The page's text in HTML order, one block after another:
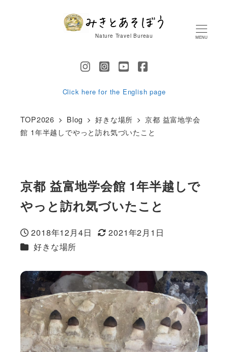
Nature Travel Bureau MENU
Click here for the English page
TOP2026 Blog 好きな場所
京都 益富地学会
館 1年半越しでやっと訪れ気づいたこと
京都 益富地学会館 1年半越しで
やっと訪れ気づいたこと
投稿日
2018年12月4日
更新日
2021年2月1日
カテゴリー
好きな場所